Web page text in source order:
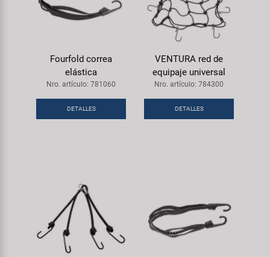
Fourfold correa
elástica
Nro. artículo: 781060
DETALLES
VENTURA red de
equipaje universal
Nro. artículo: 784300
DETALLES